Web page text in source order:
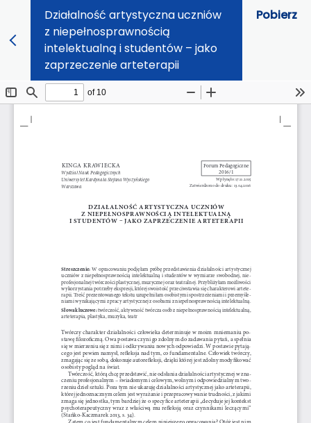
Działalność artystyczna uczniów
z niepełnosprawnością
intelektualną i studentów – jako
zaprzeczenie arteterapii
Pobierz